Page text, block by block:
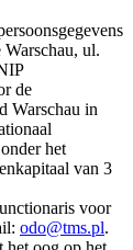
ul.
de
Warschau in
het
van 3
voor
odo@tms.pl.